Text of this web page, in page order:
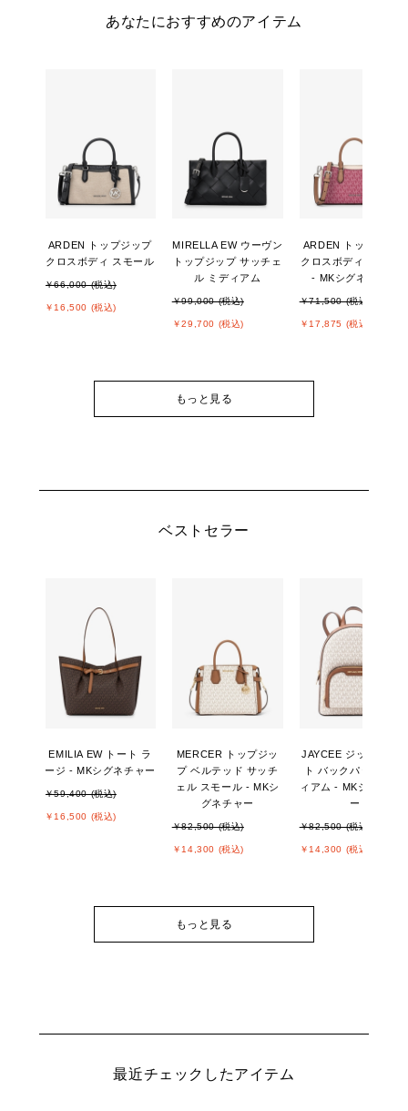
あなたにおすすめのアイテム
ARDEN トップジップ
クロスボディ スモール
￥66,000 (税込)
￥16,500 (税込)
MIRELLA EW ウーヴン
トップジップ サッチェ
ル ミディアム
￥99,000 (税込)
￥29,700 (税込)
ARDEN トップジップ
クロスボディ スモー
- MKシグネチャー
￥71,500 (税込)
￥17,875 (税込)
もっと見る
ベストセラー
EMILIA EW トート ラ
ージ - MKシグネチャー
￥59,400 (税込)
￥16,500 (税込)
MERCER トップジッ
プ ベルテッド サッチ
ェル スモール - MKシ
グネチャー
￥82,500 (税込)
￥14,300 (税込)
JAYCEE ジップポケッ
ト バックパック ミデ
ィアム - MKシグネチ
ー
￥82,500 (税込)
￥14,300 (税込)
もっと見る
最近チェックしたアイテム